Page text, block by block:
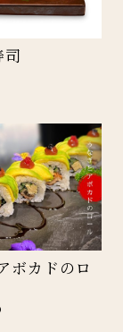
司
ボカドのロ